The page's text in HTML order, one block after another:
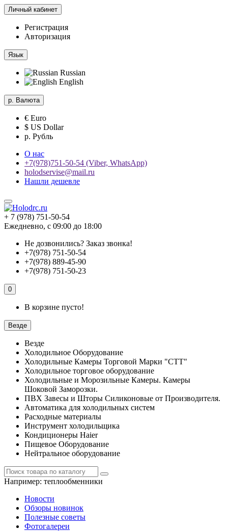
Личный кабинет
Регистрация
Авторизация
Язык
Russian
English
р. Валюта
€ Euro
$ US Dollar
р. Рубль
О нас
+7(978)751-50-54 (Viber, WhatsApp)
holodservise@mail.ru
Нашли дешевле
+ 7 (978) 751-50-54
Ежедневно, с 09:00 до 18:00
Не дозвонились? Заказ звонка!
+7(978) 751-50-54
+7(978) 889-45-90
+7(978) 751-50-23
0
В корзине пусто!
Везде
Везде
Холодильное Оборудование
Холодильные Камеры Торговой Марки "СТТ"
Холодильное торговое оборудование
Холодильные и Морозильные Камеры. Камеры
Шоковой Заморозки.
ПВХ Завесы и Шторы Силиконовые от Производителя.
Автоматика для холодильных систем
Расходные материалы
Инструмент холодильщика
Кондиционеры Haier
Пищевое Оборудование
Нейтральное оборудование
Например: теплообменники
Новости
Обзоры новинок
Полезные советы
Фотогалереи